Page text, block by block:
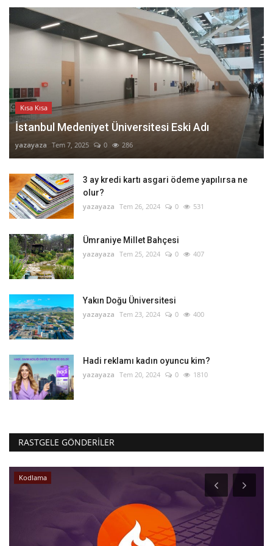
Kısa Kısa
İstanbul Medeniyet Üniversitesi Eski Adı
yazayaza Tem 7, 2025 0 286
3 ay kredi kartı asgari ödeme yapılırsa ne
olur?
yazayaza Tem 26, 2024 0 531
Ümraniye Millet Bahçesi
yazayaza Tem 25, 2024 0 407
Yakın Doğu Üniversitesi
yazayaza Tem 23, 2024 0 400
Hadi reklamı kadın oyuncu kim?
yazayaza Tem 20, 2024 0 1810
RASTGELE GÖNDERILER
Kodlama